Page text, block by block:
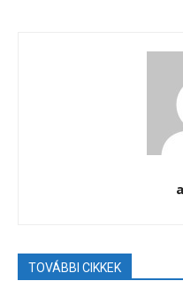
TOVÁBBI CIKKEK